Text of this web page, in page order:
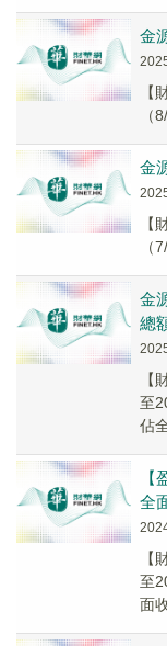
金
【
（
金
【
（
金
總
【
至
佔
全
【
至
面